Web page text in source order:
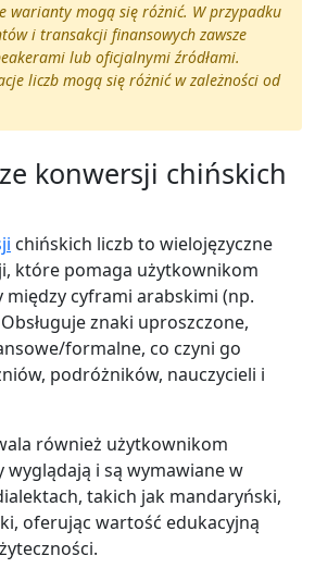
warianty mogą się różnić. W przypadku
i transakcji finansowych zawsze
lub oficjalnymi źródłami.
liczb mogą się różnić w zależności od
konwersji chińskich
chińskich liczb to wielojęzyczne
które pomaga użytkownikom
między cyframi arabskimi (np.
znaki uproszczone,
formalne, co czyni go
podróżników, nauczycieli i
również użytkownikom
wyglądają i są wymawiane w
takich jak mandaryński,
oferując wartość edukacyjną